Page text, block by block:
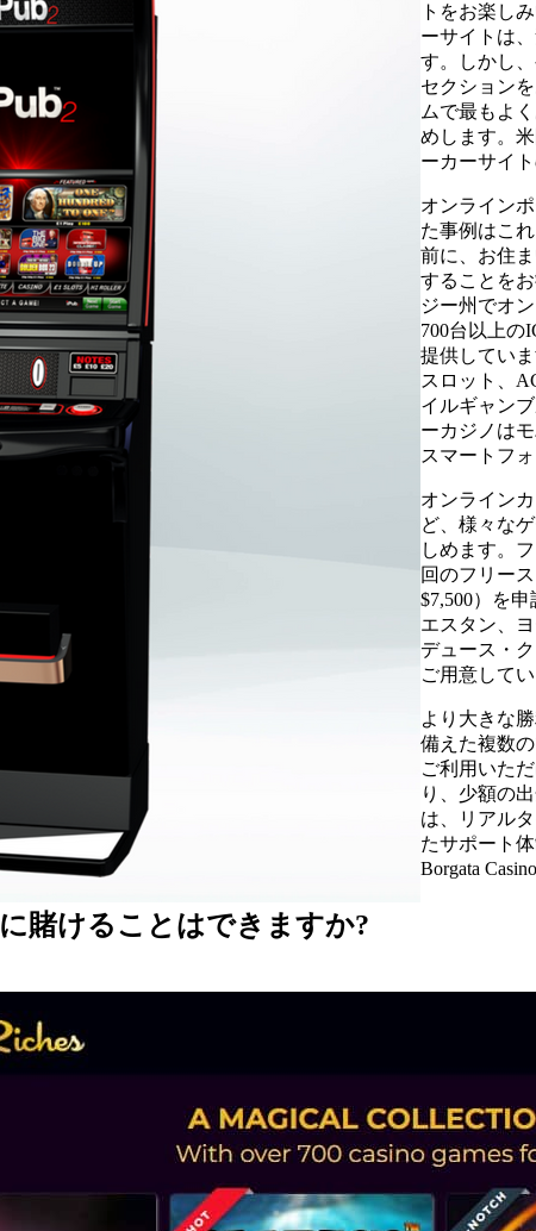
トをお楽し
ーサイトは
す。しかし
セクション
ムで最もよ
めします。
ーカーサイ
オンライン
た事例はこ
前に、お住
することを
ジー州でオ
700台以上の
提供していま
スロット、
イルギャン
ーカジノは
スマートフ
オンライン
ど、様々な
しめます。
回のフリー
$7,500）を
エスタン、
デュース・
ご用意してい
より大きな
備えた複数
ご利用いた
り、少額の
は、リアル
たサポート
Borgata
賭けることはできますか?